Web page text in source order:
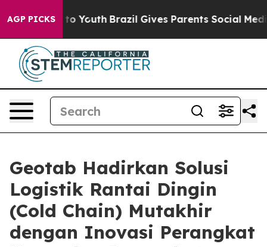
AGP PICKSto Youth Brazil Gives Parents Social Media
Geotab Hadirkan Solusi
Logistik Rantai Dingin
(Cold Chain) Mutakhir
dengan Inovasi Perangkat